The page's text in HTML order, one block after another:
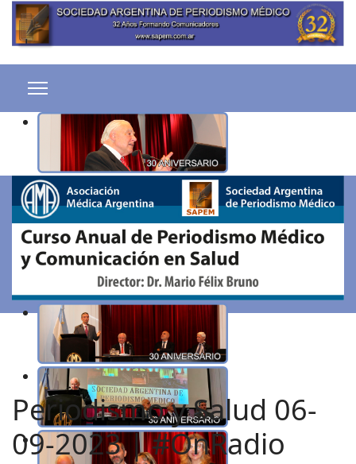
Periodismo y Salud 06-
09-2023 | #OnRadio